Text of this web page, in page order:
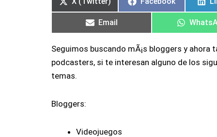
Email
Seguimos buscando mÃ¡s bloggers y ahora
podcasters, si te interesan alguno de los
temas.
Bloggers:
Videojuegos